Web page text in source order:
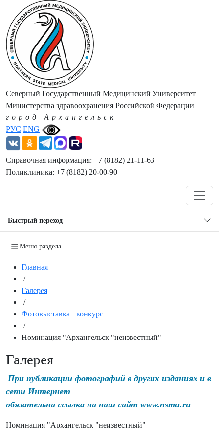
РУС ENG
Северный Государственный Медицинский Университет
Министерства здравоохранения Российской Федерации
город Архангельск
Справочная информация: +7 (8182) 21-11-63
Поликлиника: +7 (8182) 20-00-90
Быстрый переход
Меню раздела
Главная
/
Галерея
/
Фотовыставка - конкурс
/
Номинация "Архангельск "неизвестный"
Галерея
При публикации фотографий в других изданиях и в
сети Интернет
обязательна ссылка на наш сайт www.nsmu.ru
Номинация "Архангельск "неизвестный"